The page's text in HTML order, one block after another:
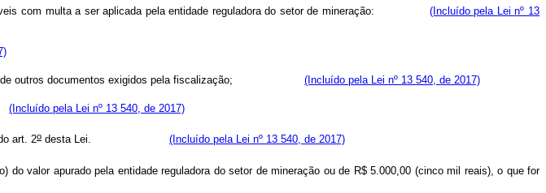
com multa a ser aplicada pela entidade reguladora do setor de mineração: (Incluído pela Lei nº 13
e de outros documentos exigidos pela fiscalização; (Incluído pela Lei nº 13 540, de 2017)
(Incluído pela Lei nº 13 540, de 2017)
art. 2o desta Lei. (Incluído pela Lei nº 13 540, de 2017)
valor apurado pela entidade reguladora do setor de mineração ou de R$ 5.000,00 (cinco mil reais), o que for